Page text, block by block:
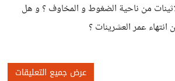
من ناحية الضغوط و المخاوف ؟ و هل
عمر العشرينات ؟
عرض جميع التعليقات